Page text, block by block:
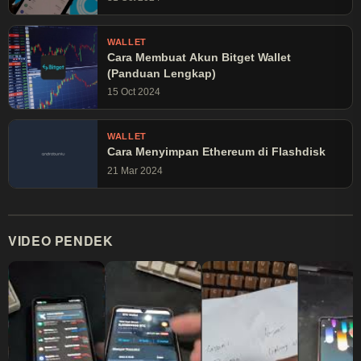
WALLET
Cara Membuat Akun Bitget Wallet
(Panduan Lengkap)
15 Oct 2024
WALLET
Cara Menyimpan Ethereum di Flashdisk
21 Mar 2024
VIDEO PENDEK